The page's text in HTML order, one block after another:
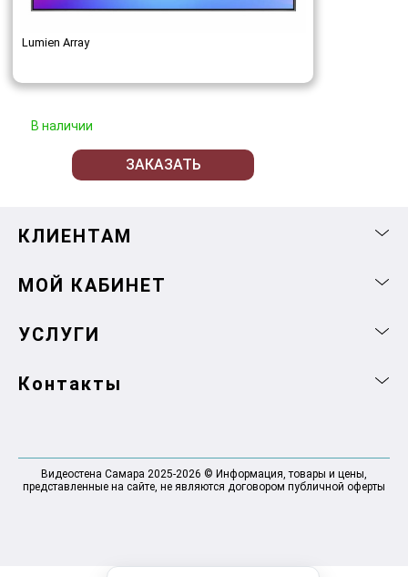
Lumien Array
В наличии
ЗАКАЗАТЬ
КЛИЕНТАМ
МОЙ КАБИНЕТ
УСЛУГИ
Контакты
Видеостена Самара 2025-2026 © Информация, товары и цены,
представленные на сайте, не являются договором публичной оферты